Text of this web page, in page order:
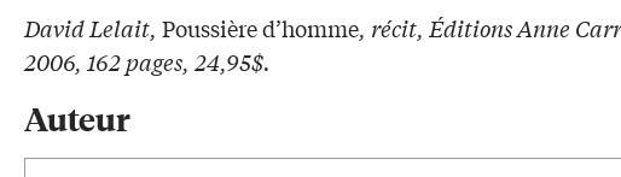
David Lelait, Poussière d’homme, récit, Éditions Anne
2006, 162 pages, 24,95$.
Auteur